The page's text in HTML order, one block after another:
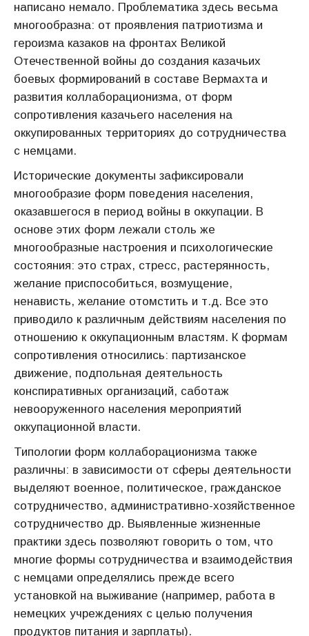
написано немало. Проблематика здесь весьма
многообразна: от проявления патриотизма и
героизма казаков на фронтах Великой
Отечественной войны до создания казачьих
боевых формирований в составе Вермахта и
развития коллаборационизма, от форм
сопротивления казачьего населения на
оккупированных территориях до сотрудничества
с немцами.
Исторические документы зафиксировали
многообразие форм поведения населения,
оказавшегося в период войны в оккупации. В
основе этих форм лежали столь же
многообразные настроения и психологические
состояния: это страх, стресс, растерянность,
желание приспособиться, возмущение,
ненависть, желание отомстить и т.д. Все это
приводило к различным действиям населения по
отношению к оккупационным властям. К формам
сопротивления относились: партизанское
движение, подпольная деятельность
конспиративных организаций, саботаж
невооруженного населения мероприятий
оккупационной власти.
Типологии форм коллаборационизма также
различны: в зависимости от сферы деятельности
выделяют военное, политическое, гражданское
сотрудничество, административно-хозяйственное
сотрудничество др. Выявленные жизненные
практики здесь позволяют говорить о том, что
многие формы сотрудничества и взаимодействия
с немцами определялись прежде всего
установкой на выживание (например, работа в
немецких учреждениях с целью получения
продуктов питания и зарплаты).